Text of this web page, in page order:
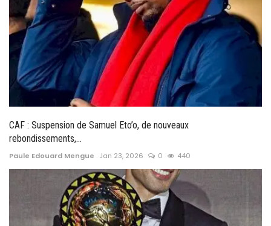
CAF : Suspension de Samuel Eto’o, de nouveaux
rebondissements,...
Paule Edouard Mengue Jan 23, 2026 0 440